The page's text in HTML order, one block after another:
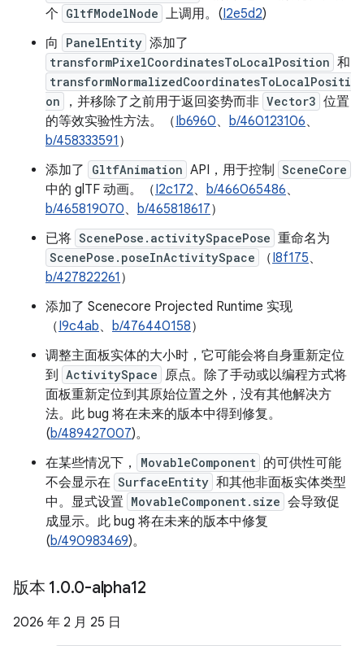
个 GltfModelNode 上调用。(I2e5d2)
向
PanelEntity 添加了
transformPixelCoordinatesToLocalPosition 和
transformNormalizedCoordinatesToLocalPositi
on
，并移除了之前用于返回姿势而非 Vector3 位置
的等效实验性方法。（Ib6960、 b/460123106、
b/458333591 ）
添加了
GltfAnimation API，用于控制 SceneCore
中的 glTF 动画。（I2c172、 b/466065486、
b/465819070、 b/465818617）
已将 ScenePose.activitySpacePose 重命名为
ScenePose.poseInActivitySpace （I8f175、
b/427822261 ）
添加了 Scenecore Projected Runtime 实现
（I9c4ab、 b/476440158）
调整主面板实体的大小时，它可能会将自身重新定位
到 ActivitySpace 原点。除了手动或以编程方式将
面板重新定位到其原始位置之外，没有其他解决方
法。此 bug 将在未来的版本中得到修复。
(b/489427007)。
在某些情况下，
MovableComponent 的可供性可能
不会显示在 SurfaceEntity 和其他非面板实体类型
中。显式设置 MovableComponent.size 会导致促
成显示。此 bug 将在未来的版本中修复
(b/490983469)。
版本 1.0.0-alpha12
2026 年 2 月 25 日